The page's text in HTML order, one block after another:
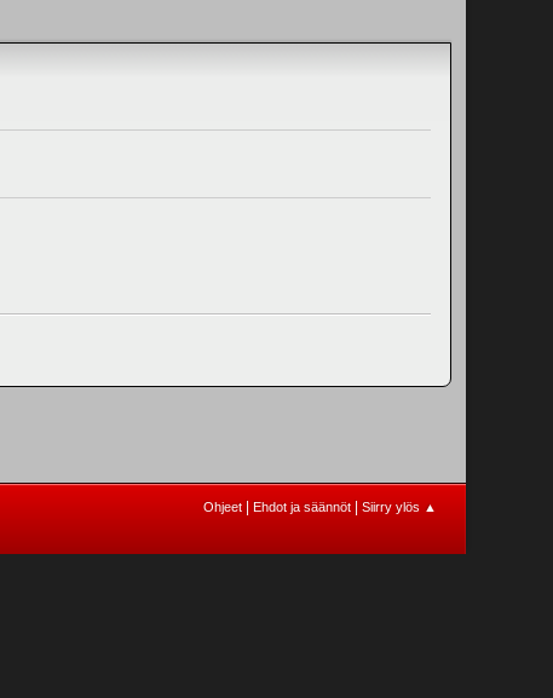
Ohjeet Ehdot ja säännöt Siirry ylös ▲